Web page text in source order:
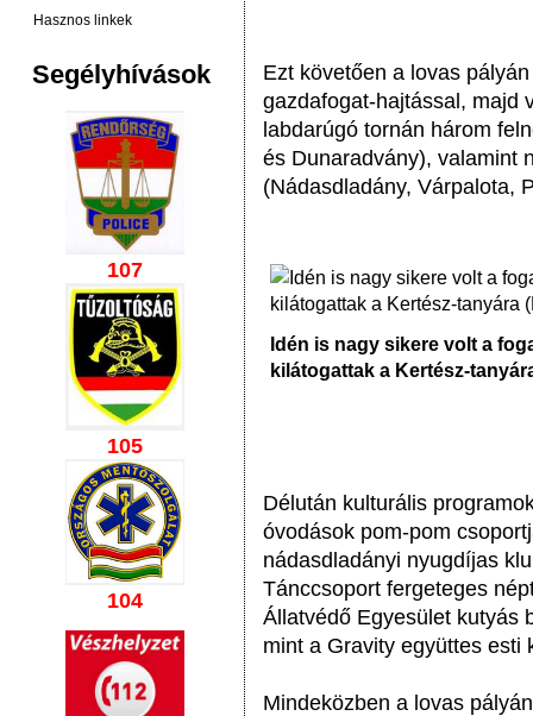
Hasznos linkek
Segélyhívások
107
105
104
Ezt követően a lovas
gazdafogat-hajtással, majd
labdarúgó tornán három
és Dunaradvány), valamint
(Nádasdladány, Várpalota,
Idén is nagy sikere volt a
kilátogattak a Kertész-
Délután kulturális
óvodások pom-pom
nádasdladányi nyugdíjas
Tánccsoport fergeteges
Állatvédő Egyesület kutyás
mint a Gravity együttes esti
Mindeközben a lovas